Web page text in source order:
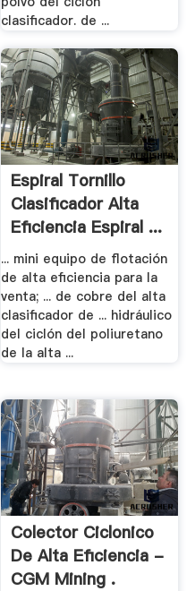
clasificador. de ...
Espiral Tornillo
Clasificador Alta
Eficiencia Espiral ...
... mini equipo de flotación
de alta eficiencia para la
venta; ... de cobre del alta
clasificador de ... hidráulico
del ciclón del poliuretano
de la alta ...
Colector Ciclonico
De Alta Eficiencia -
CGM Mining .